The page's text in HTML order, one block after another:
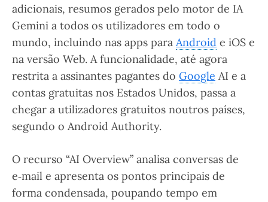
adicionais, resumos gerados pelo motor de IA
Gemini a todos os utilizadores em todo o
mundo, incluindo nas apps para Android e iOS e
na versão Web. A funcionalidade, até agora
restrita a assinantes pagantes do Google AI e a
contas gratuitas nos Estados Unidos, passa a
chegar a utilizadores gratuitos noutros países,
segundo o Android Authority.
O recurso “AI Overview” analisa conversas de
e‑mail e apresenta os pontos principais de
forma condensada, poupando tempo em